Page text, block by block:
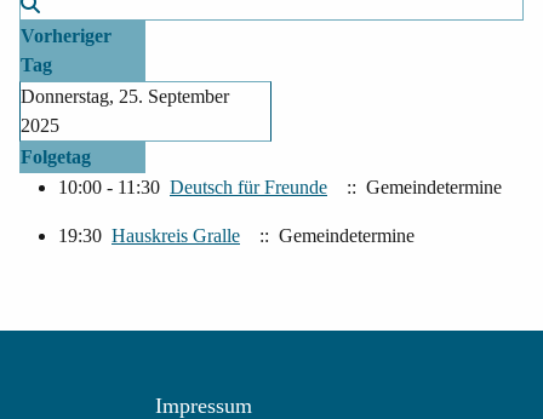
Vorheriger
Tag
Donnerstag, 25. September
2025
Folgetag
10:00 - 11:30 Deutsch für Freunde :: Gemeindetermine
19:30 Hauskreis Gralle :: Gemeindetermine
Impressum